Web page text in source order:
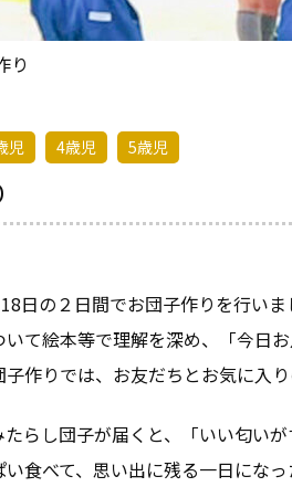
り
児 4歳児 5歳児
日の２日間でお団子作りを行いま
て絵本等で理解を深め、「今日
作りでは、お友だちとお気に入
らし団子が届くと、「いい匂い
食べて、思い出に残る一日になっ